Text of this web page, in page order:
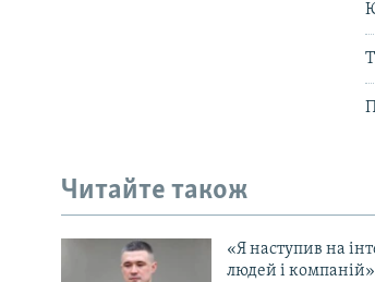
Читайте також
«Я наступив на
людей і